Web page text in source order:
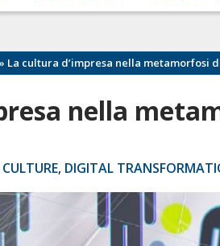
» La cultura d’impresa nella metamorfosi
nella
, DIGITAL